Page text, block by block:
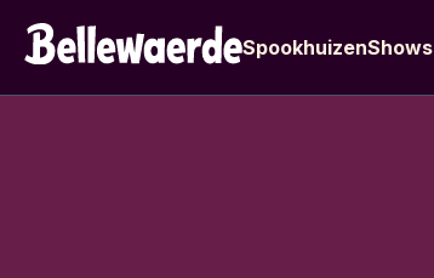
SpookhuizenShows